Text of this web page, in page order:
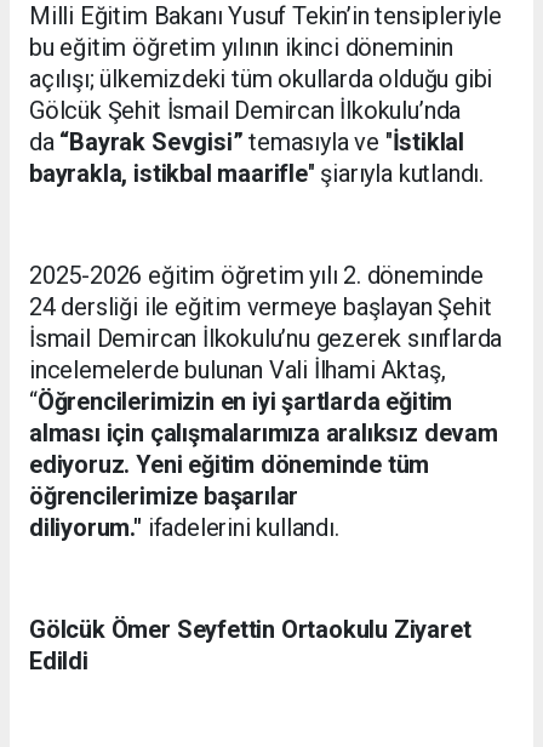
Milli Eğitim Bakanı Yusuf Tekin’in tensipleriyle
bu eğitim öğretim yılının ikinci döneminin
açılışı; ülkemizdeki tüm okullarda olduğu gibi
Gölcük Şehit İsmail Demircan İlkokulu’nda
da “Bayrak Sevgisi” temasıyla ve "İstiklal
bayrakla, istikbal maarifle" şiarıyla kutlandı.
2025-2026 eğitim öğretim yılı 2. döneminde
24 dersliği ile eğitim vermeye başlayan Şehit
İsmail Demircan İlkokulu’nu gezerek sınıflarda
incelemelerde bulunan Vali İlhami Aktaş,
“Öğrencilerimizin en iyi şartlarda eğitim
alması için çalışmalarımıza aralıksız devam
ediyoruz. Yeni eğitim döneminde tüm
öğrencilerimize başarılar
diliyorum." ifadelerini kullandı.
Gölcük Ömer Seyfettin Ortaokulu Ziyaret
Edildi